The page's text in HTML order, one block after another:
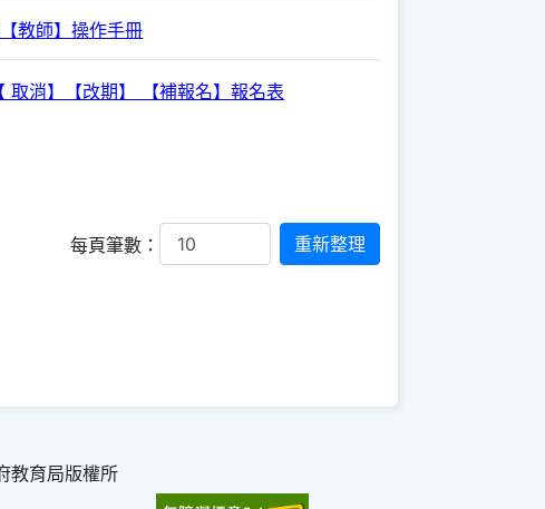
教師】操作手冊
取消】【改期】 【補報名】報名表
每頁筆數：
育局版權所